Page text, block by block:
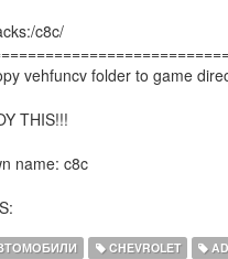
c8c/
vehfuncv folder to game
THIS!!!
name: c8c
CHEVROLET